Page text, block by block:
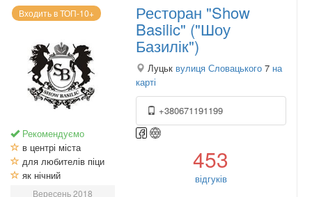
Входить в ТОП-10+
Рекомендуємо
в центрі міста
для любителів піци
як нічний
Вересень 2018
Ресторан "Show
Basilic" ("Шоу
Базилік")
Луцьк вулиця Словацького 7 на
карті
+380671191199
453
відгуків